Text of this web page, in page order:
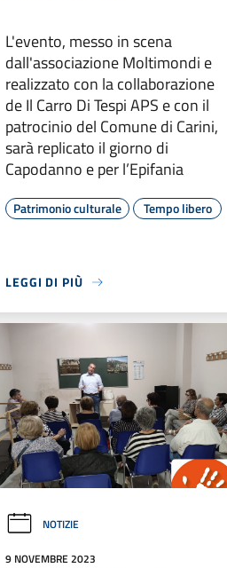
L'evento, messo in scena
dall'associazione Moltimondi e
realizzato con la collaborazione
de Il Carro Di Tespi APS e con il
patrocinio del Comune di Carini,
sarà replicato il giorno di
Capodanno e per l’Epifania
Patrimonio culturale Tempo libero
LEGGI DI PIÙ
NOTIZIE
9 NOVEMBRE 2023